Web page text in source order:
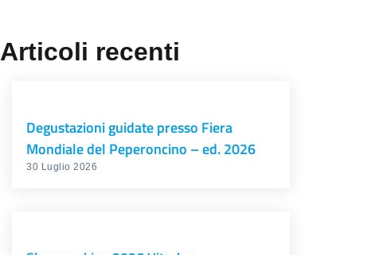
Articoli recenti
Degustazioni guidate presso Fiera
Mondiale del Peperoncino – ed. 2026
30 Luglio 2026